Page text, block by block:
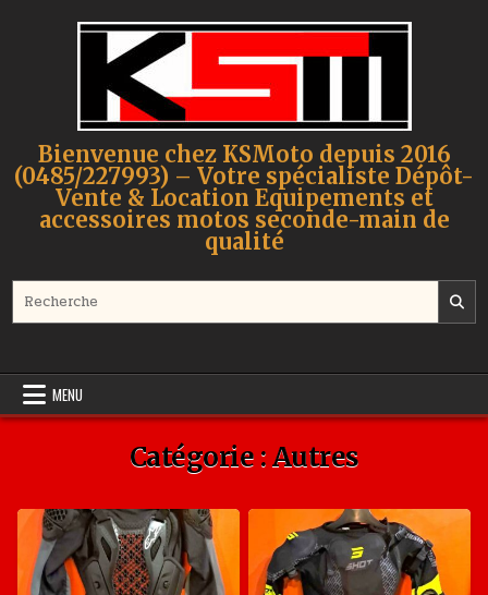
Bienvenue chez KSMoto depuis 2016
(0485/227993) – Votre spécialiste Dépôt-
Vente & Location Equipements et
accessoires motos seconde-main de
qualité
MENU
Catégorie :Autres